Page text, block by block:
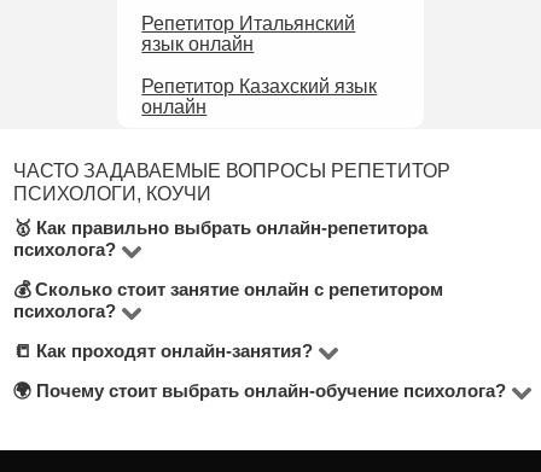
Репетитор Итальянский
язык онлайн
Репетитор Казахский язык
онлайн
ЧАСТО ЗАДАВАЕМЫЕ ВОПРОСЫ РЕПЕТИТОР
ПСИХОЛОГИ, КОУЧИ
🥇 Как правильно выбрать онлайн-репетитора
психолога?
В категории "Психологи, Коучи" вы найдете 5
репетиторов. При выборе подходящего
преподавателя психолога рекомендуем обратить
внимание на: цену за час, отзывы, опыт
💰 Сколько стоит занятие онлайн с репетитором
психолога?
Цены на онлайн-уроки психолога начинаются от 5000
тнг и доходят до 5000 тнг в час.
📒 Как проходят онлайн-занятия?
Большинство занятий проходят через Zoom или
🌍 Почему стоит выбрать онлайн-обучение психолога?